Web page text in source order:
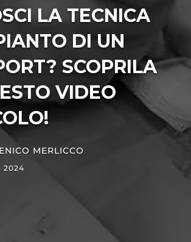
LA TECNICA
DI UN
SCOPRILA
VIDEO
MERLICCO
2024